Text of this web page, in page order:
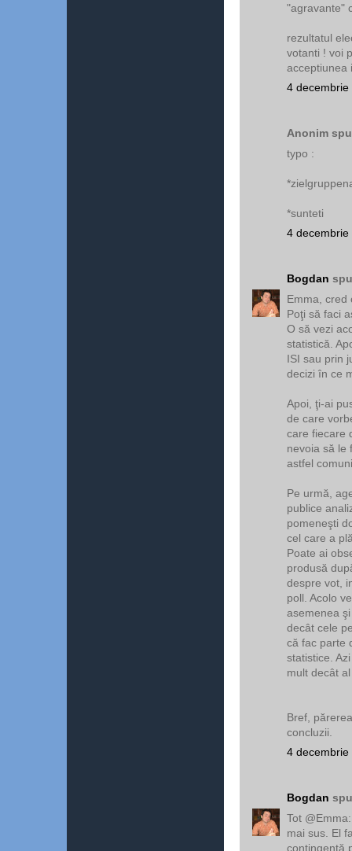
"agravante"
rezultatul
votanti ! voi
acceptiunea
4
Anonim
typo :
*sunteti
4
Bogdan
Emma, cred
Poţi să faci
O să vezi
statistică.
ISI sau prin
decizi în ce
Apoi, ţi-ai
de care
care fiecare
nevoia să le
astfel
Pe urmă,
publice
pomeneşti
cel care a
Poate ai
produsă
despre vot,
poll. Acolo
asemenea
decât cele
că fac parte
statistice.
mult decât
Bref,
concluzii.
4
Bogdan
Tot
mai sus. El
contingenţă